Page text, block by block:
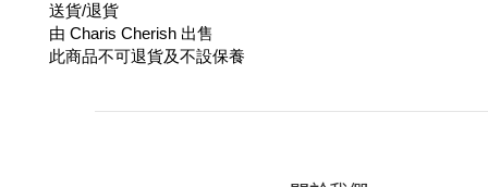
送貨/退貨
由 Charis Cherish 出售
此商品不可退貨及不設保養